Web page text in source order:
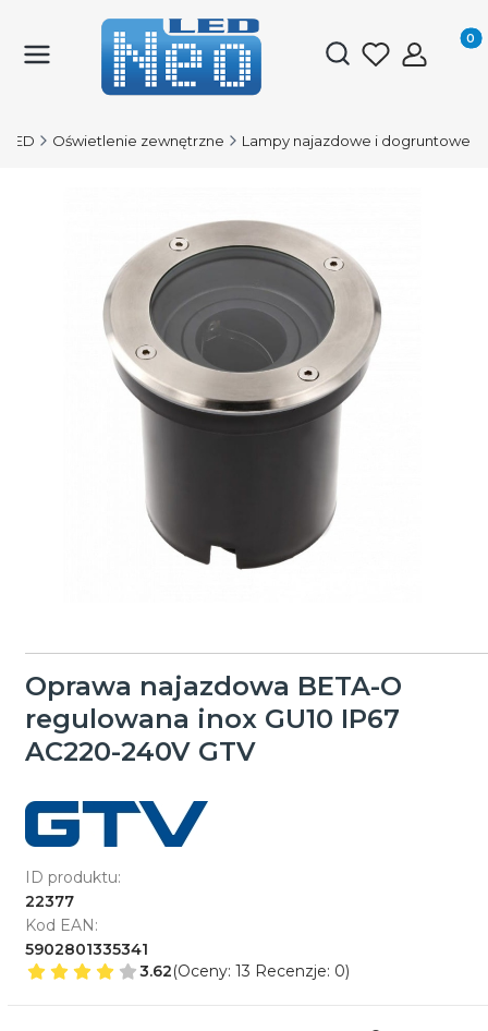
Otwórz
LED Oświetlenie zewnętrzne Lampy najazdowe i dogruntowe
Oprawa najazdowa BETA-O
regulowana inox GU10 IP67
AC220-240V GTV
ID produktu:
22377
Kod EAN:
5902801335341
3.62(Oceny: 13 Recenzje: 0)